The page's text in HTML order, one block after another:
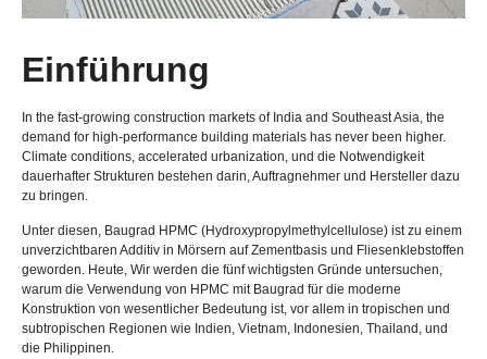
Einführung
In the fast-growing construction markets of India and Southeast Asia the
demand for high-performance building materials has never been higher.
Climate conditions accelerated urbanization , und die Notwendigkeit
dauerhafter Strukturen bestehen darin, Auftragnehmer und Hersteller dazu
zu bringen.
Unter diesen, Baugrad HPMC (Hydroxypropylmethylcellulose) ist zu einem
unverzichtbaren Additiv in Mörsern auf Zementbasis und Fliesenklebstoffen
geworden. Heute, Wir werden die fünf wichtigsten Gründe untersuchen,
warum die Verwendung von HPMC mit Baugrad für die moderne
Konstruktion von wesentlicher Bedeutung ist, vor allem in tropischen und
subtropischen Regionen wie Indien, Vietnam, Indonesien, Thailand, und
die Philippinen.